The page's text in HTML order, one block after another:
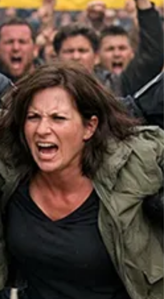
Die Menschheit ist ohnehin dabei,
unfruchtbar zu werden. Sich
fortzupflanzen, werden sich womöglich
bald nur noch Reiche leisten können. Als
der Club of Rome , eine interdisziplinäre
Expertenrunde aus mehr als 30 Ländern,
der Menschheit 1972 mittels
Computermodellen “Die Grenzen des
Wachstu